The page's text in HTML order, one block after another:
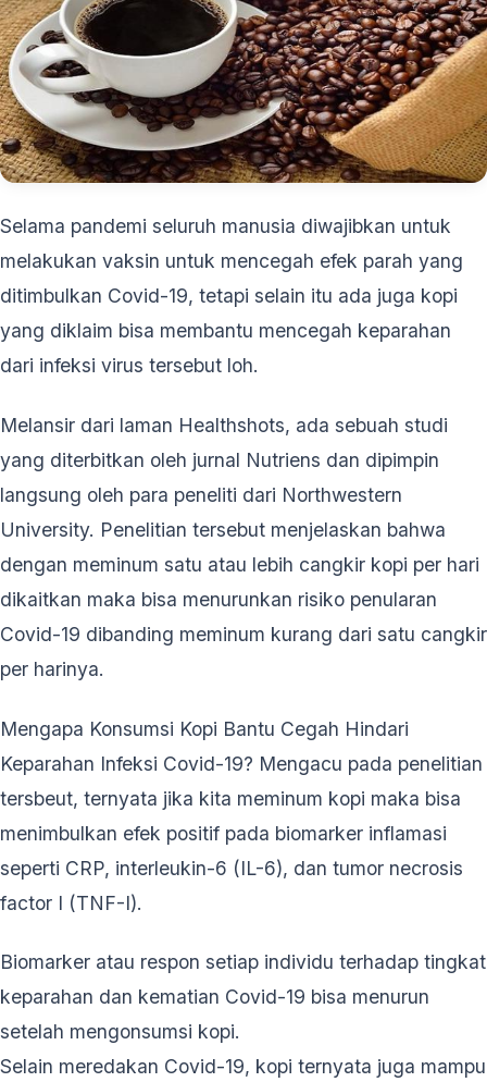
Selama pandemi seluruh manusia diwajibkan untuk
melakukan vaksin untuk mencegah efek parah yang
ditimbulkan Covid-19, tetapi selain itu ada juga kopi
yang diklaim bisa membantu mencegah keparahan
dari infeksi virus tersebut loh.
Melansir dari laman Healthshots, ada sebuah studi
yang diterbitkan oleh jurnal Nutriens dan dipimpin
langsung oleh para peneliti dari Northwestern
University. Penelitian tersebut menjelaskan bahwa
dengan meminum satu atau lebih cangkir kopi per hari
dikaitkan maka bisa menurunkan risiko penularan
Covid-19 dibanding meminum kurang dari satu cangkir
per harinya.
Mengapa Konsumsi Kopi Bantu Cegah Hindari
Keparahan Infeksi Covid-19? Mengacu pada penelitian
tersbeut, ternyata jika kita meminum kopi maka bisa
menimbulkan efek positif pada biomarker inflamasi
seperti CRP, interleukin-6 (IL-6), dan tumor necrosis
factor I (TNF-I).
Biomarker atau respon setiap individu terhadap tingkat
keparahan dan kematian Covid-19 bisa menurun
setelah mengonsumsi kopi.
Selain meredakan Covid-19, kopi ternyata juga mampu